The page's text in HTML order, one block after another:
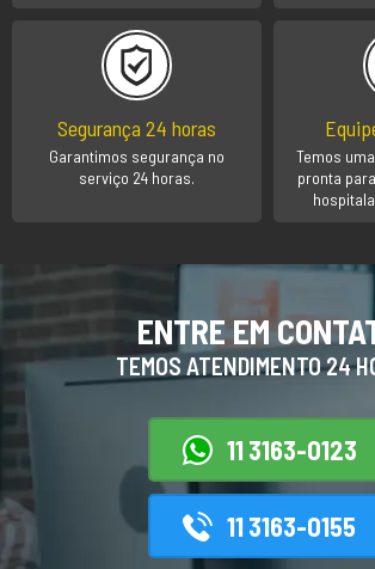
Segurança 24 horas
Garantimos segurança no
serviço 24 horas.
Temos
pronta
ENTRE EM
TEMOS ATENDIMENTO 24
11 3163-0123
11 3163-0155